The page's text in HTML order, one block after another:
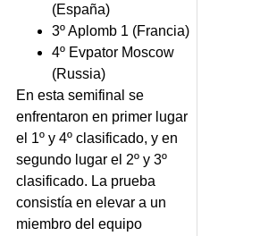
(España)
3º Aplomb 1 (Francia)
4º Evpator Moscow
(Russia)
En esta semifinal se
enfrentaron en primer lugar
el 1º y 4º clasificado, y en
segundo lugar el 2º y 3º
clasificado. La prueba
consistía en elevar a un
miembro del equipo